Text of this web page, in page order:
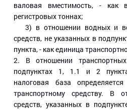
валовая вместимость, - как
регистровых тоннах;
3) в отношении водных и
средств, не указанных в
пункта, - как единица
2. В отношении
подпунктах 1, 1.1 и 2
налоговая база
транспортному средству. В
средств, указанных в